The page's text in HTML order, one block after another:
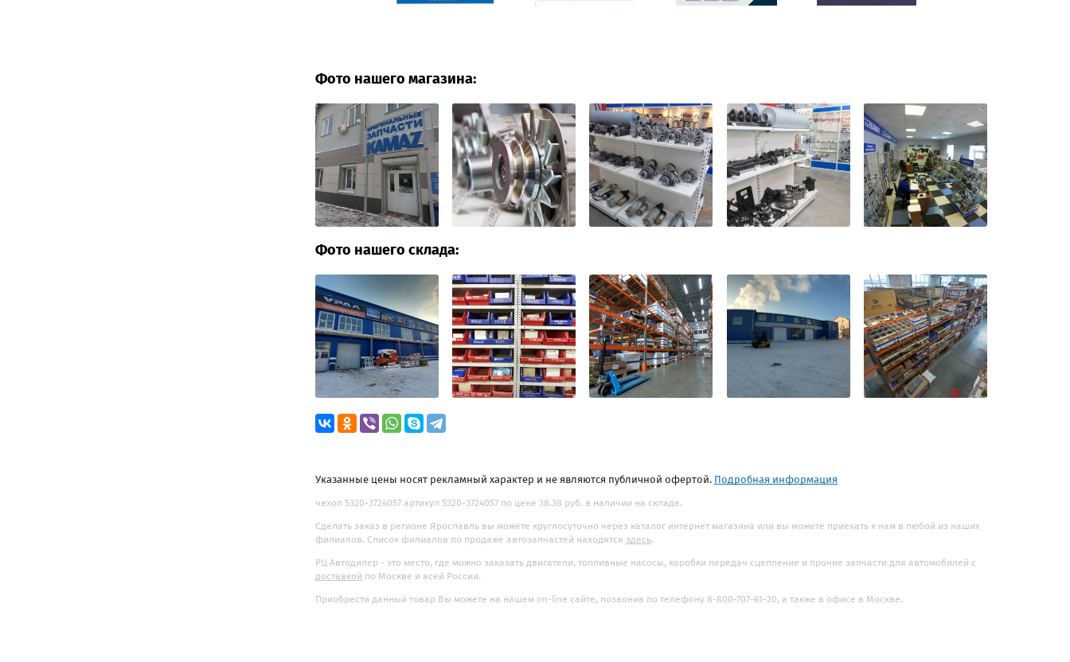
Фото нашего магазина:
Фото нашего склада:
Указанные цены носят рекламный характер и не являются публичной офертой. Подробная информация
чехол 5320-3724057 артикул 5320-3724057 по цене 38.38 руб. в наличии на складе.
Сделать заказ в регионе Ярославль вы можете круглосуточно через каталог интернет магазина или вы можете приехать к нам в любой из наших
филиалов. Список филиалов по продаже автозапчастей находятся здесь.
РЦ Автодилер - это место, где можно заказать двигатели, топливные насосы, коробки передач сцепление и прочие запчасти для автомобилей с
доставкой по Москве и всей России.
Приобрести данный товар Вы можете на нашем on-line сайте, позвонив по телефону 8-800-707-61-20, а также в офисе в Москве.